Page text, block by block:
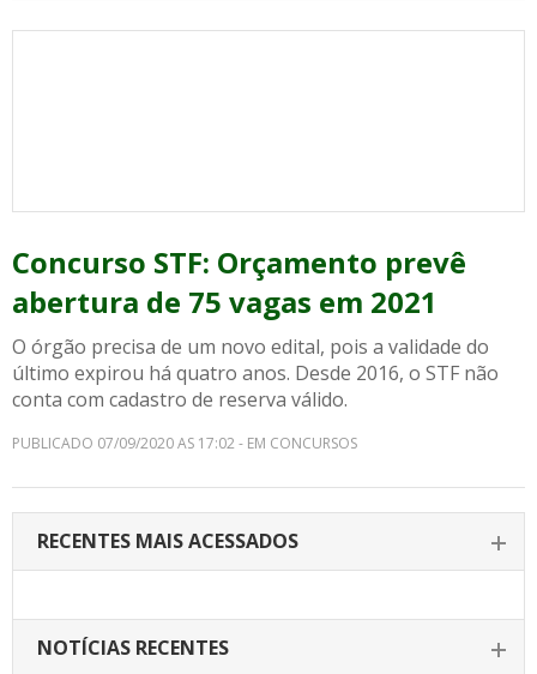
Concurso STF: Orçamento prevê
abertura de 75 vagas em 2021
O órgão precisa de um novo edital, pois a validade do
último expirou há quatro anos. Desde 2016, o STF não
conta com cadastro de reserva válido.
PUBLICADO 07/09/2020 AS 17:02 - EM CONCURSOS
RECENTES MAIS ACESSADOS
NOTÍCIAS RECENTES